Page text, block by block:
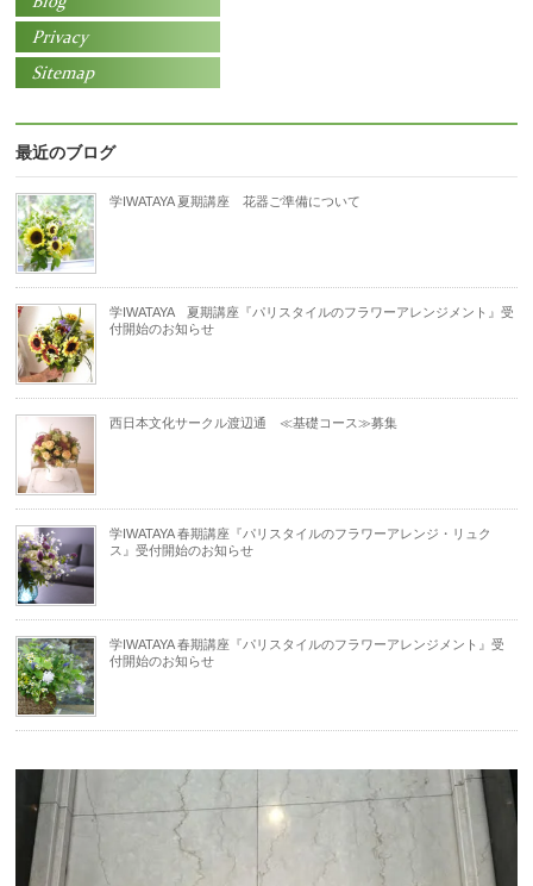
最近のブログ
学IWATAYA 夏期講座 花器ご準備について
学IWATAYA 夏期講座『パリスタイルのフラワーアレンジメント』受
付開始のお知らせ
西日本文化サークル渡辺通 ≪基礎コース≫募集
学IWATAYA 春期講座『パリスタイルのフラワーアレンジ・リュク
ス』受付開始のお知らせ
学IWATAYA 春期講座『パリスタイルのフラワーアレンジメント』受
付開始のお知らせ